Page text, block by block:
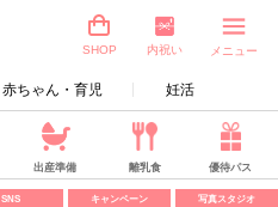
赤ちゃん・育児 妊活
SHOP 内祝い メニュー
出産準備 離乳食 優待パス
SNS キャンペーン 写真スタジオ